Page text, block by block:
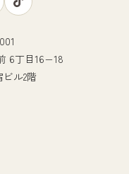
6丁目16−18
ル2階